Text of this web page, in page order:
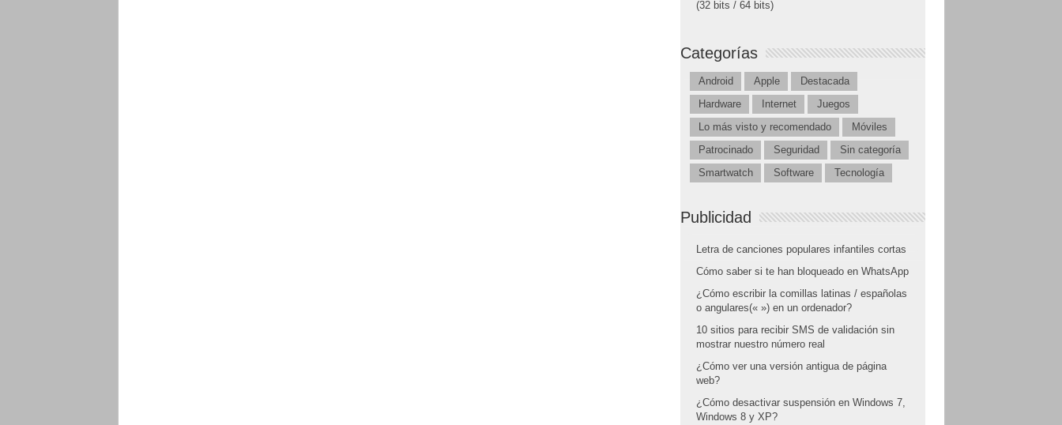
(32 bits / 64 bits)
Categorías
Android Apple
Destacada
Hardware
Internet
Juegos
Lo más visto y recomendado
Móviles
Patrocinado
Seguridad
Sin categoría
Smartwatch
Software Tecnología
Publicidad
Letra de canciones populares infantiles cortas
Cómo saber si te han bloqueado en WhatsApp
¿Cómo escribir la comillas latinas / españolas
o angulares(« ») en un ordenador?
10 sitios para recibir SMS de validación sin
mostrar nuestro número real
¿Cómo ver una versión antigua de página
web?
¿Cómo desactivar suspensión en Windows 7,
Windows 8 y XP?